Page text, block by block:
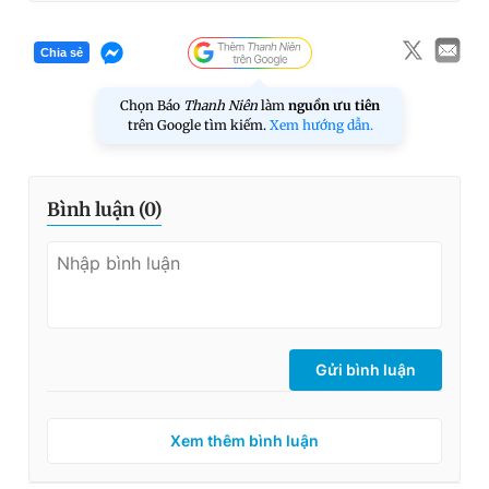
Chia sẻ
Chọn Báo Thanh Niên làm nguồn ưu tiên
trên Google tìm kiếm. Xem hướng dẫn.
Bình luận (0)
Gửi bình luận
Xem thêm bình luận